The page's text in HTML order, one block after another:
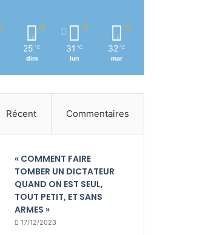
25 ℃
dim
31 ℃
lun
32 ℃
mar
Récent Commentaires
« COMMENT FAIRE
TOMBER UN DICTATEUR
QUAND ON EST SEUL,
TOUT PETIT, ET SANS
ARMES »
17/12/2023